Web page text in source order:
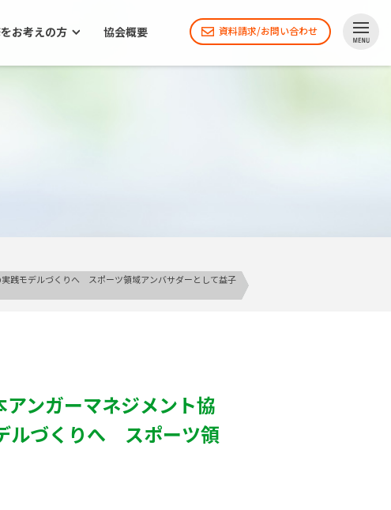
お考えの方 協会概要 資料請求/お問い合わせ
践モデルづくりへ スポーツ領域アンバサダーとして益子
ンガーマネジメント協
ルづくりへ スポーツ領